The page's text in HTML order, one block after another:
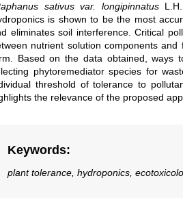
sativus var. longipinnatus
is shown to be the most
eliminates soil interference. Critical
nutrient solution components
Based on the data obtained, ways
phytoremediator species for
threshold of tolerance to
the relevance of the proposed
Keywords:
plant tolerance, hydroponics,